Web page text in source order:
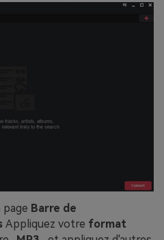
Barre de
Appliquez votre format